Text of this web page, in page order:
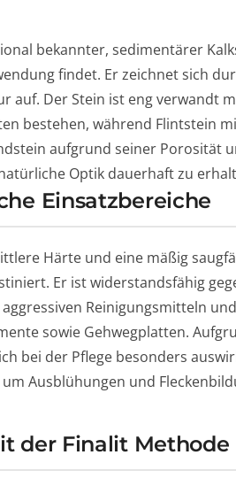
bekannter, sedimentärer
findet. Er zeichnet sich
auf. Der Stein ist eng verwandt
bestehen, während Flintstein
aufgrund seiner Porosität
Optik dauerhaft zu
Einsatzbereiche
Härte und eine mäßig
Er ist widerstandsfähig
Reinigungsmitteln
sowie Gehwegplatten.
bei der Pflege besonders
Ausblühungen und
der Finalit Methode